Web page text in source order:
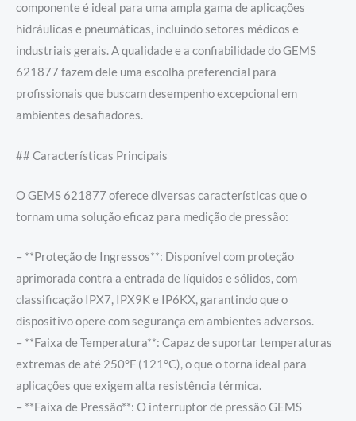
componente é ideal para uma ampla gama de aplicações
hidráulicas e pneumáticas, incluindo setores médicos e
industriais gerais. A qualidade e a confiabilidade do GEMS
621877 fazem dele uma escolha preferencial para
profissionais que buscam desempenho excepcional em
ambientes desafiadores.
## Características Principais
O GEMS 621877 oferece diversas características que o
tornam uma solução eficaz para medição de pressão:
– **Proteção de Ingressos**: Disponível com proteção
aprimorada contra a entrada de líquidos e sólidos, com
classificação IPX7, IPX9K e IP6KX, garantindo que o
dispositivo opere com segurança em ambientes adversos.
– **Faixa de Temperatura**: Capaz de suportar temperaturas
extremas de até 250°F (121°C), o que o torna ideal para
aplicações que exigem alta resistência térmica.
– **Faixa de Pressão**: O interruptor de pressão GEMS